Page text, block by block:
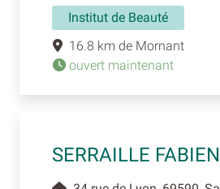
Institut de Beauté
16.8 km de Mornant
ouvert maintenant
SERRAILLE